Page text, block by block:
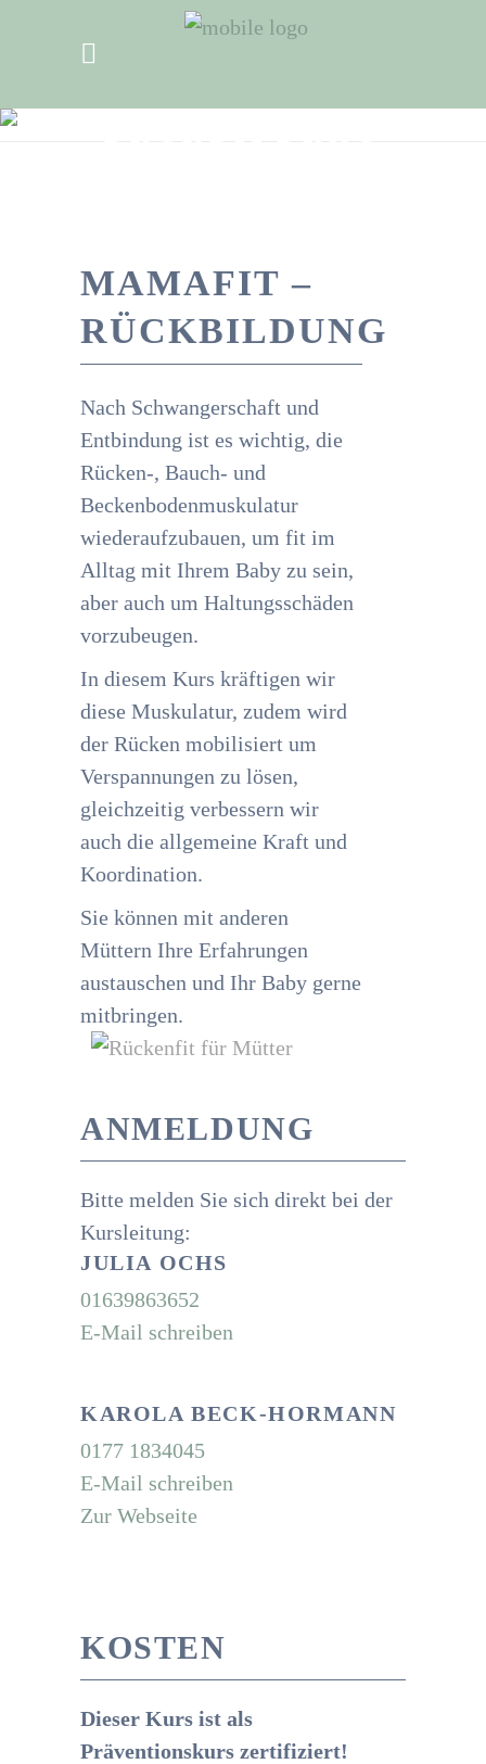
MAMAFIT –
RÜCKBILDUNG
Nach Schwangerschaft und
Entbindung ist es wichtig, die
Rücken-, Bauch- und
Beckenbodenmuskulatur
wiederaufzubauen, um fit im
Alltag mit Ihrem Baby zu sein,
aber auch um Haltungsschäden
vorzubeugen.
In diesem Kurs kräftigen wir
diese Muskulatur, zudem wird
der Rücken mobilisiert um
Verspannungen zu lösen,
gleichzeitig verbessern wir
auch die allgemeine Kraft und
Koordination.
Sie können mit anderen
Müttern Ihre Erfahrungen
austauschen und Ihr Baby gerne
mitbringen.
ANMELDUNG
Bitte melden Sie sich direkt bei der
Kursleitung:
JULIA OCHS
01639863652
E-Mail schreiben
KAROLA BECK-HORMANN
0177 1834045
E-Mail schreiben
Zur Webseite
KOSTEN
Dieser Kurs ist als
Präventionskurs zertifiziert!